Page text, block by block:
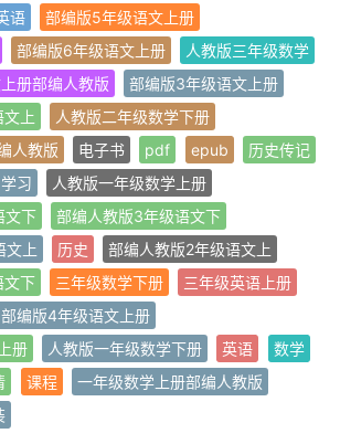
语
部编版5年级语文上册
部编版6年级语文上册
人教版三年级数学
册部编人教版
部编版3年级语文上册
文上
人教版二年级数学下册
人教版
电子书 pdf epub
历史传记
学习
人教版一年级数学上册
文下
部编人教版3年级语文下
文上
历史
部编人教版2年级语文上
文下
三年级数学下册
三年级英语上册
部编版4年级语文上册
册
人教版一年级数学下册 英语
数学
课程
一年级数学上册部编人教版